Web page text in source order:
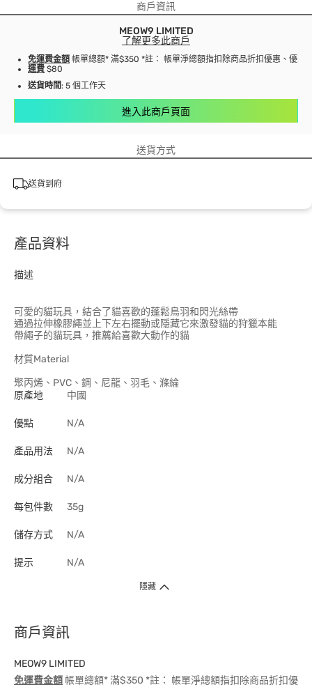
商戶資訊
MEOW9 LIMITED
了解更多此商戶
免運費金額 帳單總額* 滿$350 *註： 帳單淨總額指扣除商品折扣優惠、優惠
運費 $80
送貨時間: 5 個工作天
進入此商戶頁面
送貨方式
送貨到府
產品資料
描述
可愛的貓玩具，結合了貓喜歡的蓬鬆鳥羽和閃光絲帶
通過拉伸橡膠繩並上下左右擺動或隱藏它來激發貓的狩獵本能
帶繩子的貓玩具，推薦給喜歡大動作的貓
材質Material
聚丙烯、PVC、鋼、尼龍、羽毛、滌綸
原產地
中國
優點 N/A
產品用法 N/A
成分組合 N/A
每包件數 35g
儲存方式 N/A
提示 N/A
隱藏
商戶資訊
MEOW9 LIMITED
免運費金額 帳單總額* 滿$350 *註： 帳單淨總額指扣除商品折扣優